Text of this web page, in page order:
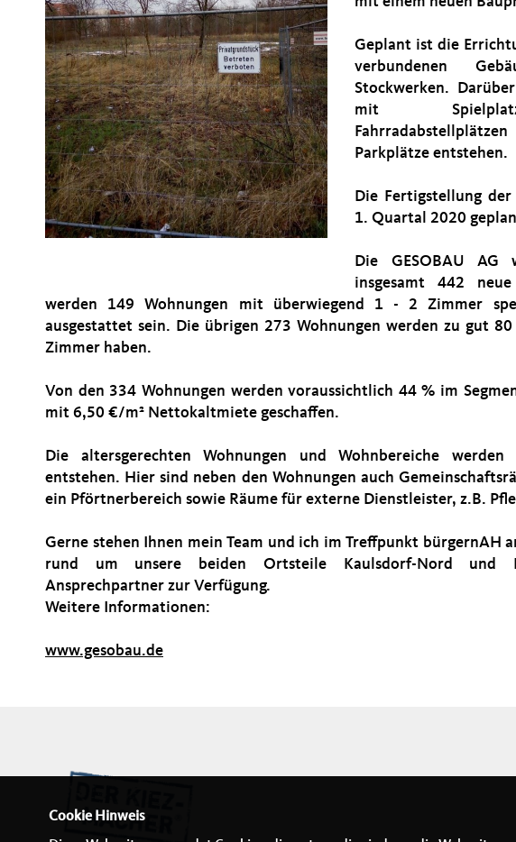
Geplant ist die
verbundenen
Stockwerken.
mit Spielplatz,
Parkplätze entstehen.
Die Fertigstellung
1. Quartal 2020
Die GESOBAU
insgesamt 442
werden 149 Wohnungen mit überwiegend 1 - 2 Zimmer
ausgestattet sein. Die übrigen 273 Wohnungen werden zu gut
Zimmer haben.
Von den 334 Wohnungen werden voraussichtlich 44 % im
mit 6,50 €/m² Nettokaltmiete geschaffen.
Die altersgerechten Wohnungen und Wohnbereiche
entstehen. Hier sind neben den Wohnungen auch
ein Pförtnerbereich sowie Räume für externe Dienstleister, z.B.
Gerne stehen Ihnen mein Team und ich im Treffpunkt bürgernAH
rund um unsere beiden Ortsteile Kaulsdorf-Nord und
Ansprechpartner zur Verfügung.
Weitere Informationen:
www.gesobau.de
Cookie Hinweis